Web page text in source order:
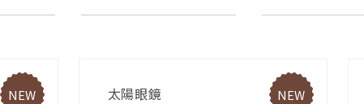
NEW 太陽眼鏡 NEW